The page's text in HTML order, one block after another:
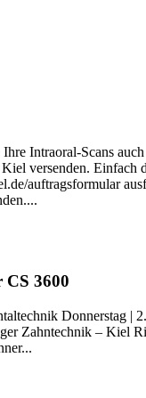
Intraoral-Scans
versenden. Einfach
auftragsformular
3600
Donnerstag |
Zahntechnik – Kiel